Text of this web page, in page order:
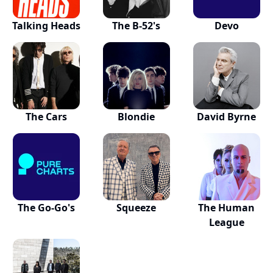
Talking Heads The B-52's Devo
The Cars Blondie David Byrne
The Go-Go's Squeeze
The Human
League